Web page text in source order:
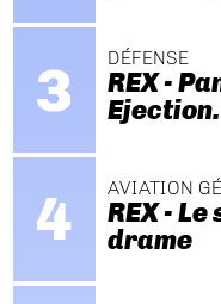
DÉFENSE
REX -
Ejection.
AVIATION
REX -
drame